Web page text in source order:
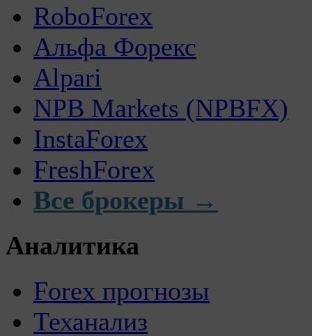
RoboForex
Альфа Форекс
Alpari
NPB Markets (NPBFX)
InstaForex
FreshForex
Все брокеры →
Аналитика
Forex прогнозы
Теханализ